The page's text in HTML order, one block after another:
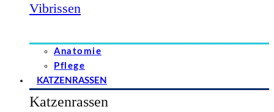
Vibrissen
Anatomie
Pflege
KATZENRASSEN
Katzenrassen